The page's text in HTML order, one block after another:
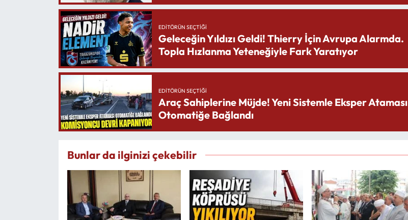
EDITÖRÜN SEÇTIĞI
Geleceğin Yıldızı Geldi! Thierry İçin Avrupa Alarmda.
Topla Hızlanma Yeteneğiyle Fark Yaratıyor
EDITÖRÜN SEÇTIĞI
Araç Sahiplerine Müjde! Yeni Sistemle Eksper Ataması
Otomatiğe Bağlandı
Bunlar da ilginizi çekebilir